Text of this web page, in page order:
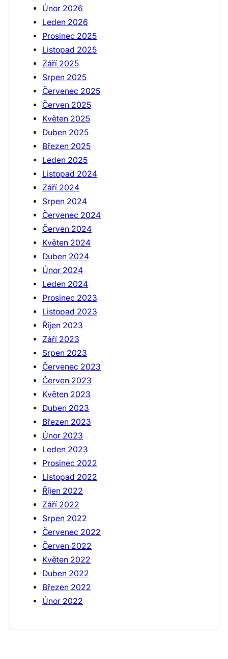
Únor 2026
Leden 2026
Prosinec 2025
Listopad 2025
Září 2025
Srpen 2025
Červenec 2025
Červen 2025
Květen 2025
Duben 2025
Březen 2025
Leden 2025
Listopad 2024
Září 2024
Srpen 2024
Červenec 2024
Červen 2024
Květen 2024
Duben 2024
Únor 2024
Leden 2024
Prosinec 2023
Listopad 2023
Říjen 2023
Září 2023
Srpen 2023
Červenec 2023
Červen 2023
Květen 2023
Duben 2023
Březen 2023
Únor 2023
Leden 2023
Prosinec 2022
Listopad 2022
Říjen 2022
Září 2022
Srpen 2022
Červenec 2022
Červen 2022
Květen 2022
Duben 2022
Březen 2022
Únor 2022